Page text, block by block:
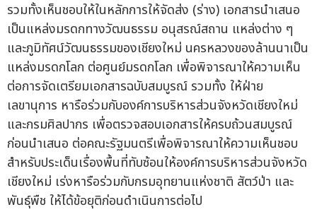
รวมทั้งเห็นชอบให้ในหลักการให้จัดส่ง (ร่าง) เอกสารนำเสนอ
เป็นแหล่งมรดกทางวัฒนธรรม อนุสรณ์สถาน แหล่งต่าง ๆ
และภูมิทัศน์วัฒนธรรมของเชียงใหม่ นครหลวงของล้านนาเป็น
แหล่งมรดกโลก ต่อศูนย์มรดกโลก เพื่อพิจารณาให้ความเห็น
ต่อการจัดเตรียมเอกสารฉบับสมบูรณ์ รวมทั้ง ให้ฝ่าย
เลขานุการ หารือร่วมกับองค์การบริหารส่วนจังหวัดเชียงใหม่
และกรมศิลปากร เพื่อตรวจสอบเอกสารให้ครบถ้วนสมบูรณ์
ก่อนนำเสนอ ต่อคณะรัฐมนตรีเพื่อพิจารณาให้ความเห็นชอบ
สำหรับประเด็นเรื่องพื้นที่ทับซ้อนให้องค์การบริหารส่วนจังหวัด
เชียงใหม่ เร่งหารือร่วมกับกรมอุทยานแห่งชาติ สัตว์ป่า และ
พันธุ์พืช ให้ได้ข้อยุติก่อนดำเนินการต่อไป